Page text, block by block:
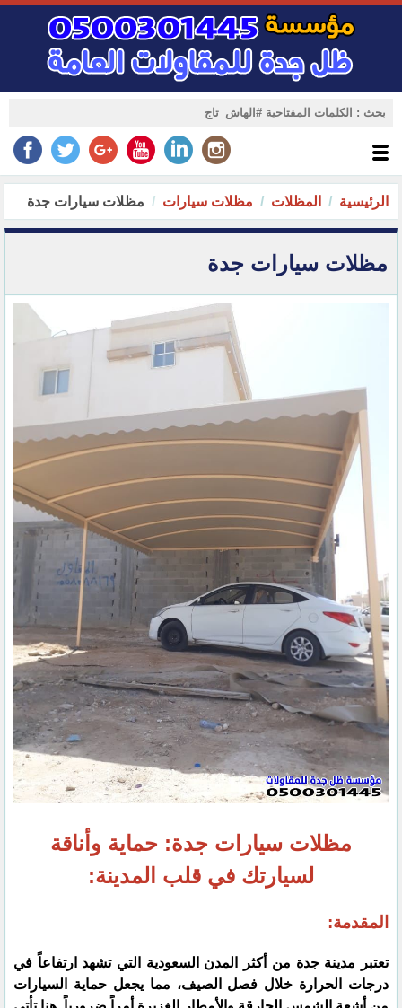
الرئيسية المظلات مظلات سيارات مظلات سيارات جدة
مظلات سيارات جدة
مظلات سيارات جدة: حماية وأناقة
لسيارتك في قلب المدينة:
المقدمة:
تعتبر مدينة جدة من أكثر المدن السعودية التي تشهد ارتفاعاً في
درجات الحرارة خلال فصل الصيف، مما يجعل حماية السيارات